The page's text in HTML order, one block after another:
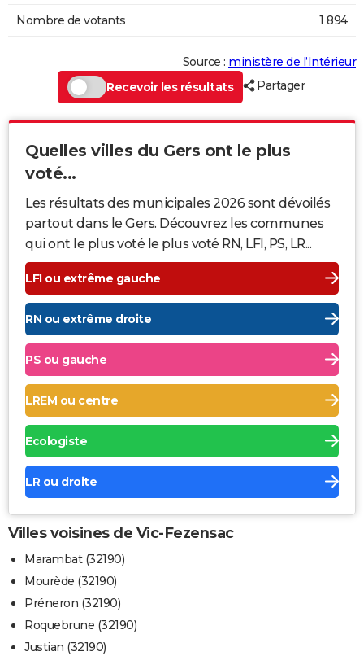
Nombre de votants 1 894
Source : ministère de l’Intérieur
Recevoir les résultats
Partager
Quelles villes du Gers ont le plus
voté...
Les résultats des municipales 2026 sont dévoilés
partout dans le Gers. Découvrez les communes
qui ont le plus voté le plus voté RN, LFI, PS, LR...
LFI ou extrême gauche
RN ou extrême droite
PS ou gauche
LREM ou centre
Ecologiste
LR ou droite
Villes voisines de Vic-Fezensac
Marambat (32190)
Mourède (32190)
Préneron (32190)
Roquebrune (32190)
Justian (32190)